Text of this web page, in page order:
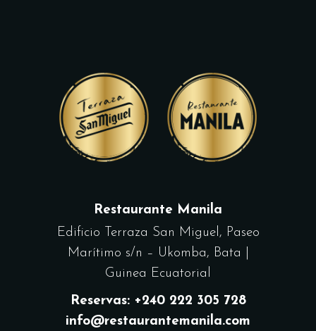
Restaurante Manila
Edificio Terraza San Miguel, Paseo
Marítimo s/n – Ukomba, Bata |
Guinea Ecuatorial
Reservas: +240 222 305 728
info@restaurantemanila.com